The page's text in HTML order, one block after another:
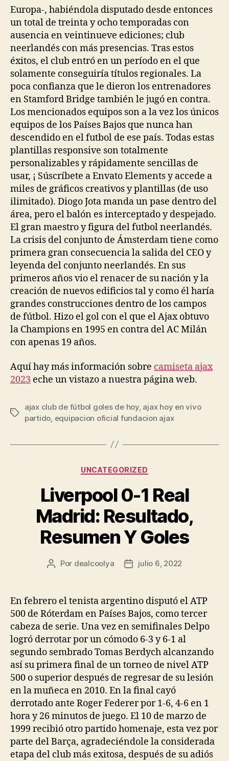
Europa-, habiéndola disputado desde entonces
un total de treinta y ocho temporadas con
ausencia en veintinueve ediciones; club
neerlandés con más presencias. Tras estos
éxitos, el club entró en un período en el que
solamente conseguiría títulos regionales. La
poca confianza que le dieron los entrenadores
en Stamford Bridge también le jugó en contra.
Los mencionados equipos son a la vez los únicos
equipos de los Países Bajos que nunca han
descendido en el futbol de ese país. Todas estas
plantillas responsive son totalmente
personalizables y rápidamente sencillas de
usar, ¡ Súscríbete a Envato Elements y accede a
miles de gráficos creativos y plantillas (de uso
ilimitado). Diogo Jota manda un pase dentro del
área, pero el balón es interceptado y despejado.
El gran maestro y figura del futbol neerlandés.
La crisis del conjunto de Ámsterdam tiene como
primera gran consecuencia la salida del CEO y
leyenda del conjunto neerlandés. En sus
primeros años vio el renacer de su nación y la
creación de nuevos edificios tal y como él haría
grandes construcciones dentro de los campos
de fútbol. Hizo el gol con el que el Ajax obtuvo
la Champions en 1995 en contra del AC Milán
con apenas 19 años.
Aquí hay más información sobre camiseta ajax
2023 eche un vistazo a nuestra página web.
Etiquetas
ajax club de fútbol goles de hoy, ajax hoy en vivo
partido equipacion oficial fundacion ajax
Categorías
UNCATEGORIZED
Liverpool 0-1 Real
Madrid: Resultado,
Resumen Y Goles
Autor
entrada
Por dealcoolya
Fecha
entrada
julio 6, 2022
En febrero el tenista argentino disputó el ATP
500 de Róterdam en Países Bajos, como tercer
cabeza de serie. Una vez en semifinales Delpo
logró derrotar por un cómodo 6-3 y 6-1 al
segundo sembrado Tomas Berdych alcanzando
así su primera final de un torneo de nivel ATP
500 o superior después de regresar de su lesión
en la muñeca en 2010. En la final cayó
derrotado ante Roger Federer por 1-6, 4-6 en 1
hora y 26 minutos de juego. El 10 de marzo de
1999 recibió otro partido homenaje, esta vez por
parte del Barça, agradeciéndole la considerada
etapa del club más exitosa, después de su adiós